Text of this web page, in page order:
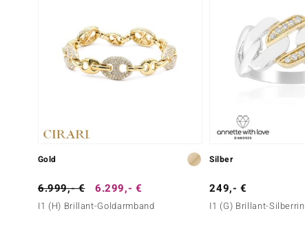
Gold
6.999,- € 6.299,- €
I1 (H) Brillant-Goldarmband
Silber
249,- €
I1 (G) Brillant-